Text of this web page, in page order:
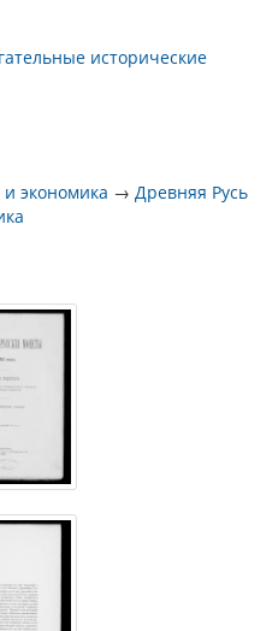
исторические
и экономика → Древняя Русь